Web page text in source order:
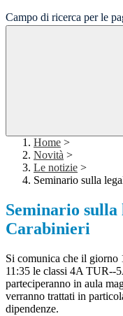
Campo di ricerca per le
Home >
Novità >
Le notizie >
Seminario sulla
Seminario
Carabinieri
Si comunica che il giorno
11:35 le classi 4A
parteciperanno in aula
verranno trattati in
dipendenze.